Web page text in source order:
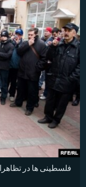
فلسطینی ها در